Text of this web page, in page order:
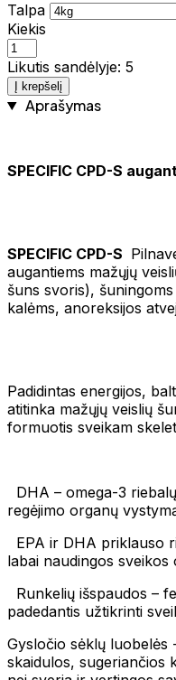
Talpa
Kiekis
Likutis sandėlyje: 5
Į krepšelį
Aprašymas
SPECIFIC CPD-S
SPECIFIC CPD-S
augantiems mažųjų
šuns svoris),
kalėms, anoreksijos
Padidintas energijos,
atitinka mažųjų veislių
formuotis sveikam
DHA – omega-3
regėjimo organų
EPA ir DHA priklauso
labai naudingos
Runkelių išspaudos –
padedantis užtikrinti
Gysločio sėklų
skaidulos, sugeriančios